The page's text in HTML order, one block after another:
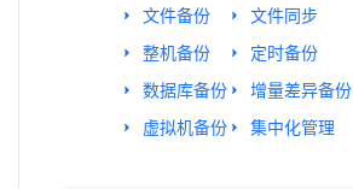
文件备份
整机备份
数据库备份
虚拟机备份
文件同步
定时备份
增量差异备份
集中化管理